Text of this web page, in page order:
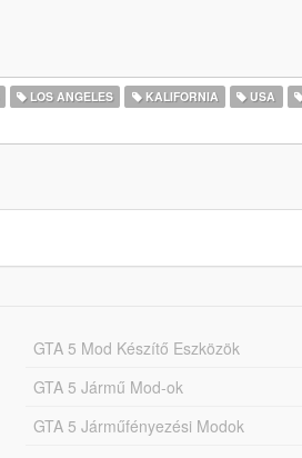
LOS ANGELES KALIFORNIA USA
GTA 5 Mod Készítő Eszközök
GTA 5 Jármű Mod-ok
GTA 5 Járműfényezési Modok